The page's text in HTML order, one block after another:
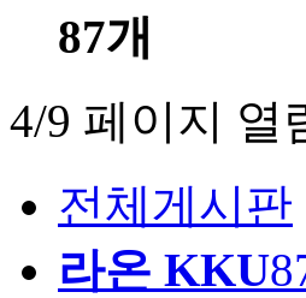
87개
4/9 페이지 열
전체게시판
라온 KKU